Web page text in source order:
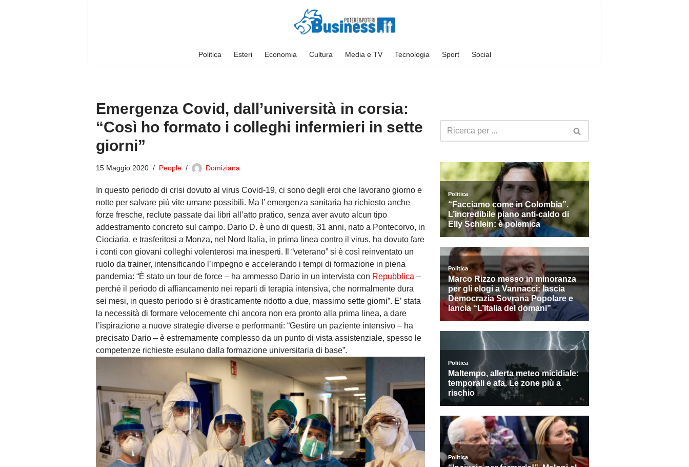
Politica Esteri Economia Cultura Media e TV Tecnologia Sport Social
Emergenza Covid, dall’università in corsia:
“Così ho formato i colleghi infermieri in sette
giorni”
15 Maggio 2020 People Domiziana
In questo periodo di crisi dovuto al virus Covid-19, ci sono degli eroi che lavorano giorno e
notte per salvare più vite umane possibili. Ma l’ emergenza sanitaria ha richiesto anche
forze fresche, reclute passate dai libri all’atto pratico, senza aver avuto alcun tipo
addestramento concreto sul campo. Dario D. è uno di questi, 31 anni, nato a Pontecorvo, in
Ciociaria, e trasferitosi a Monza, nel Nord Italia, in prima linea contro il virus, ha dovuto fare
i conti con giovani colleghi volenterosi ma inesperti. Il “veterano” si è così reinventato un
ruolo da trainer, intensificando l’impegno e accelerando i tempi di formazione in piena
pandemia: “È stato un tour de force – ha ammesso Dario in un intervista con Repubblica –
perché il periodo di affiancamento nei reparti di terapia intensiva, che normalmente dura
sei mesi, in questo periodo si è drasticamente ridotto a due, massimo sette giorni”. E’ stata
la necessità di formare velocemente chi ancora non era pronto alla prima linea, a dare
l’ispirazione a nuove strategie diverse e performanti: “Gestire un paziente intensivo – ha
precisato Dario – è estremamente complesso da un punto di vista assistenziale, spesso le
competenze richieste esulano dalla formazione universitaria di base”.